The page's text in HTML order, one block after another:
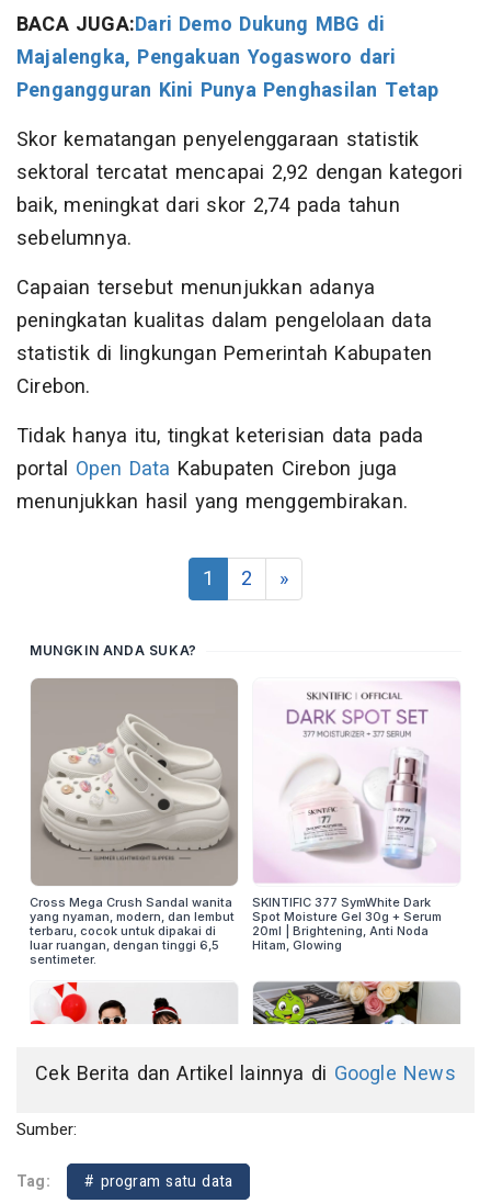
BACA JUGA:Dari Demo Dukung MBG di
Majalengka, Pengakuan Yogasworo dari
Pengangguran Kini Punya Penghasilan Tetap
Skor kematangan penyelenggaraan statistik
sektoral tercatat mencapai 2,92 dengan kategori
baik, meningkat dari skor 2,74 pada tahun
sebelumnya.
Capaian tersebut menunjukkan adanya
peningkatan kualitas dalam pengelolaan data
statistik di lingkungan Pemerintah Kabupaten
Cirebon.
Tidak hanya itu, tingkat keterisian data pada
portal Open Data Kabupaten Cirebon juga
menunjukkan hasil yang menggembirakan.
1 2 »
Cek Berita dan Artikel lainnya di Google News
Sumber:
Tag: # program satu data